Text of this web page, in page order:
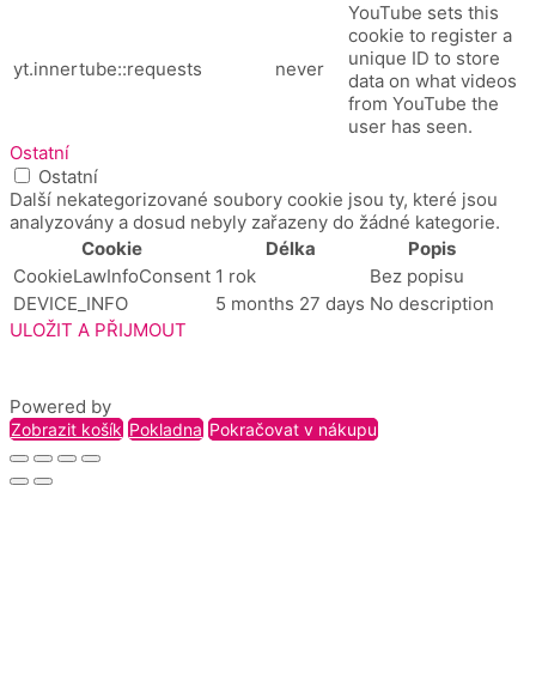
yt.innertube::requests never
YouTube sets this
cookie to register a
unique ID to store
data on what videos
from YouTube the
user has seen.
Ostatní
Ostatní
Další nekategorizované soubory cookie jsou ty, které jsou
analyzovány a dosud nebyly zařazeny do žádné kategorie.
Cookie
Délka
Popis
CookieLawInfoConsent 1 rok
Bez popisu
DEVICE_INFO
5 months 27 days No description
ULOŽIT A PŘIJMOUT
Powered by
Zobrazit košík Pokladna Pokračovat v nákupu